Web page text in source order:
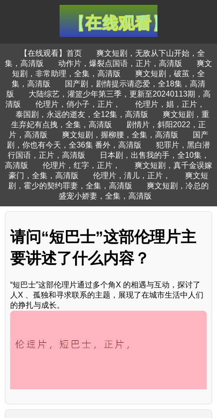
【在线观看】首页
爽文短剧，无敌从下山开始，全
集，高清版
动作片，爆裂点国语，正片，高清版
爽文
短剧，非常助理，全集，高清版
爽文短剧，破茧，全
集，高清版
国产剧，剧情提示请恋爱，全18集，高清
版
大陆综艺，灌篮少年第三季，更新至20240113期，高
清版
伦理片，俏小子，正片，
伦理片，娼，正片，
泰国剧，永远的逝友，全12集，高清版
爽文短剧，重
生弃妃有点拽，全集，高清版
剧情片，斜阳2022，正
片，高清版
爽文短剧，握柳腰，全集，高清版
国产
剧，你也有今天，全36集 番外，高清版
犯罪片，黑白潜
行国语，正片，高清版
日本剧，出售我的手，全10集，
高清版
伦理片，红字，正片，
爽文短剧，真千金误嫁
豪门，全集，高清版
伦理片，淸儿，正片，
爽文短
剧，霍少的契约罪妻，全集，高清版
爽文短剧，冷总的
盛宠小娇妻，全集，高清版
请问“短巴士”这部伦理片主
要讲述了什么内容？
“短巴士”这部伦理片通过多个角X 的相遇与互动，探讨了
人X 、孤独和寻求联系的主题，展现了在城市生活中人们
的挣扎与成长。